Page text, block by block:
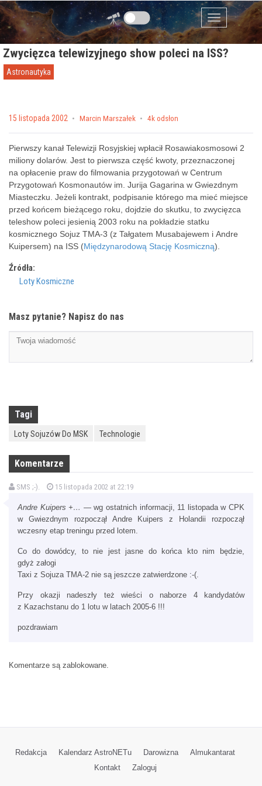
Przejdź do zawartości
Menu
Zwycięzca telewizyjnego show poleci na ISS?
Astronautyka
Posted on
15 listopada 2002 by Marcin Marszałek 4k odsłon
Pierwszy kanał Telewizji Rosyjskiej wpłacił Rosawiakosmosowi 2
miliony dolarów. Jest to pierwsza część kwoty, przeznaczonej
na opłacenie praw do filmowania przygotowań w Centrum
Przygotowań Kosmonautów im. Jurija Gagarina w Gwiezdnym
Miasteczku. Jeżeli kontrakt, podpisanie którego ma mieć miejsce
przed końcem bieżącego roku, dojdzie do skutku, to zwycięzca
teleshow poleci jesienią 2003 roku na pokładzie statku
kosmicznego Sojuz TMA-3 (z Tałgatem Musabajewem i Andre
Kuipersem) na ISS (Międzynarodową Stację Kosmiczną).
Źródła:
Loty Kosmiczne
Masz pytanie? Napisz do nas
Tagi
Loty Sojuzów Do MSK Technologie
Komentarze
SMS ;-). 15 listopada 2002 at 22:19
Andre Kuipers +… — wg ostatnich informacji, 11 listopada w CPK
w Gwiezdnym rozpoczął Andre Kuipers z Holandii rozpoczął
wczesny etap treningu przed lotem.
Co do dowódcy, to nie jest jasne do końca kto nim będzie,
gdyż załogi
Taxi z Sojuza TMA-2 nie są jeszcze zatwierdzone :-(.
Przy okazji nadeszły też wieści o naborze 4 kandydatów
z Kazachstanu do 1 lotu w latach 2005-6 !!!
pozdrawiam
Komentarze są zablokowane.
Redakcja Kalendarz AstroNETu Darowizna
Almukantarat
Kontakt
Zaloguj